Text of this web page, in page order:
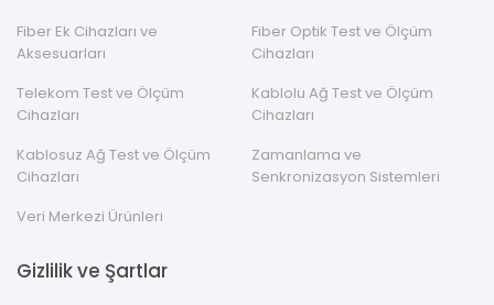
Fiber Ek Cihazları ve
Aksesuarları
Fiber Optik Test ve Ölçüm
Cihazları
Telekom Test ve Ölçüm
Cihazları
Kablolu Ağ Test ve Ölçüm
Cihazları
Kablosuz Ağ Test ve Ölçüm
Cihazları
Zamanlama ve
Senkronizasyon Sistemleri
Veri Merkezi Ürünleri
Gizlilik ve Şartlar